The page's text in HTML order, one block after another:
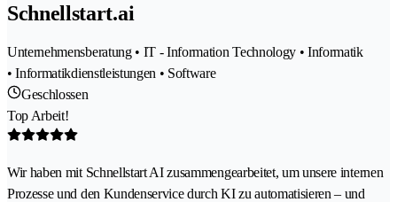
Schnellstart.ai
Unternehmensberatung • IT - Information Technology • Informatik
• Informatikdienstleistungen • Software
Geschlossen
Top Arbeit!
Wir haben mit Schnellstart AI zusammengearbeitet, um unsere internen
Prozesse und den Kundenservice durch KI zu automatisieren – und